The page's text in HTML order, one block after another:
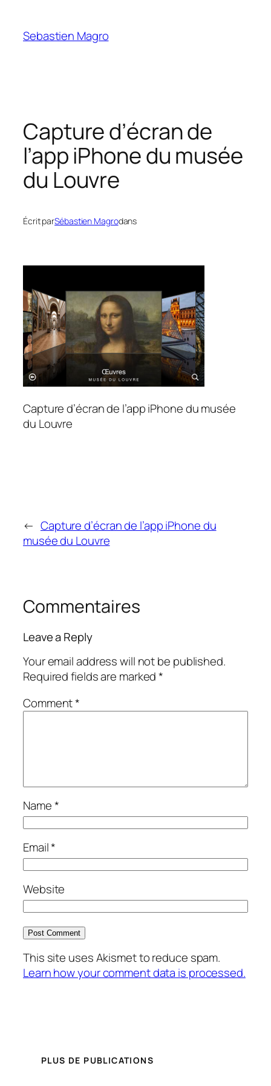
content
Sebastien Magro
Capture d’écran de
l’app iPhone du musée
du Louvre
Écrit parSébastien Magrodans
Capture d’écran de l’app iPhone du musée
du Louvre
← Capture d’écran de l’app iPhone du
musée du Louvre
Commentaires
Leave a Reply
Your email address will not be published.
Required fields are marked*
Comment*
Name*
Email*
Website
This site uses Akismet to reduce spam.
Learn how your comment data is processed.
PLUS DE PUBLICATIONS